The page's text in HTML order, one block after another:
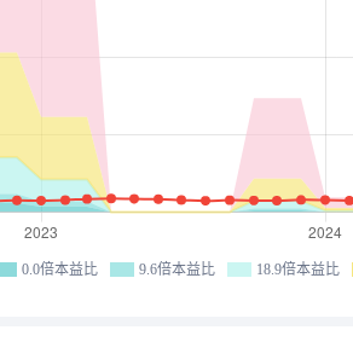
0.0倍本益比 9.6倍本益比 18.9倍本益比